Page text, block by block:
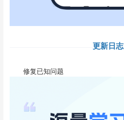
更新日志
修复已知问题